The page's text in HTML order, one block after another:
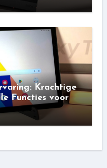
Krachtige
Functies voor